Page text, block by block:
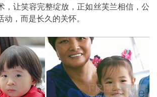
，让笑容完整绽放，正如丝芙兰相信，公
，而是长久的关怀。